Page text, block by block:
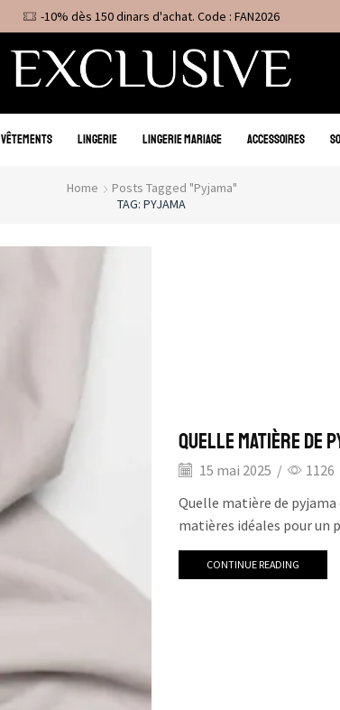
-10% dès 150 dinars d'achat. Code : FAN2026
VÊTEMENTS LINGERIE LINGERIE MARIAGE ACCESSOIRES
Home
Posts Tagged "Pyjama"
TAG: PYJAMA
Quelle matière de
15 mai 2025 / 1126
Quelle matière de
matières idéales pour
CONTINUE READING